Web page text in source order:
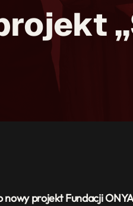
nowy projekt Fundacji